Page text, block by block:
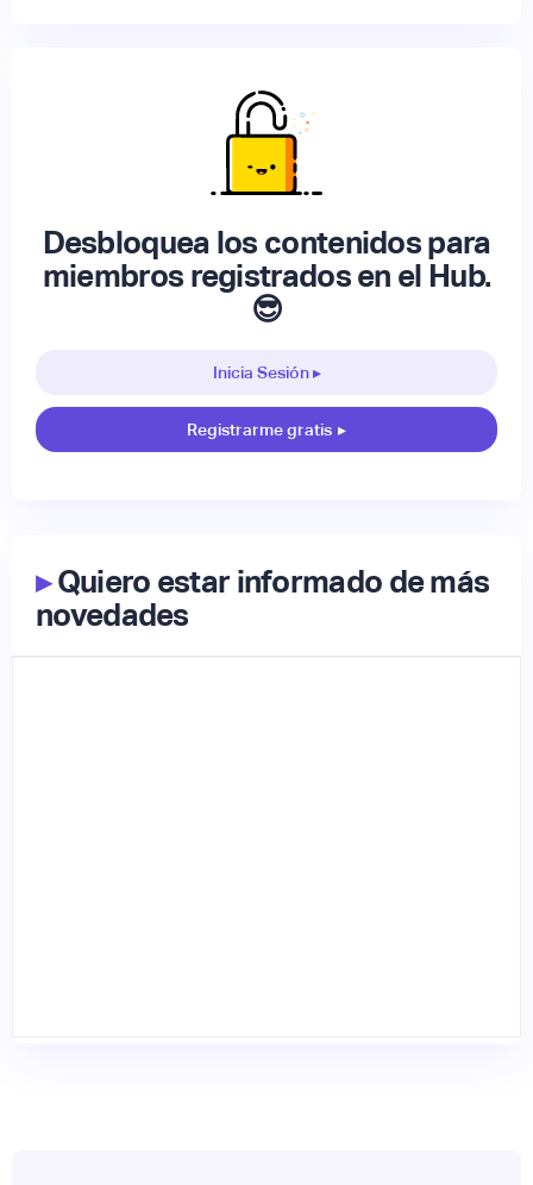
Desbloquea los contenidos para
miembros registrados en el Hub.
😎
Inicia Sesión ▸
Registrarme gratis ▸
▸Quiero estar informado de más
novedades